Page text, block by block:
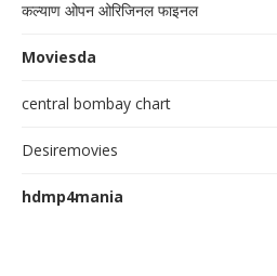
कल्याण ओपन ओरिजिनल फाइनल
Moviesda
central bombay chart
Desiremovies
hdmp4mania